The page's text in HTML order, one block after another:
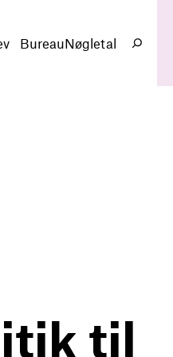
BureauNøgletal
Søg
til